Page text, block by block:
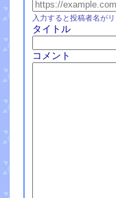
入力すると投稿者名が
タイトル
コメント